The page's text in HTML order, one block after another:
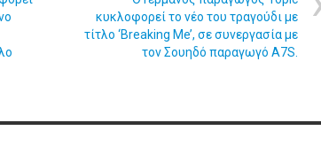
κυκλοφορεί το νέο του τραγούδι με
τίτλο ‘Breaking Me’, σε συνεργασία με
τον Σουηδό παραγωγό A7S.